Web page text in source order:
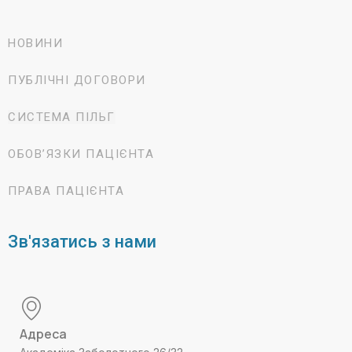
НОВИНИ
ПУБЛІЧНІ ДОГОВОРИ
СИСТЕМА ПІЛЬГ
ОБОВ’ЯЗКИ ПАЦІЄНТА
ПРАВА ПАЦІЄНТА
Зв'язатись з нами
Адреса